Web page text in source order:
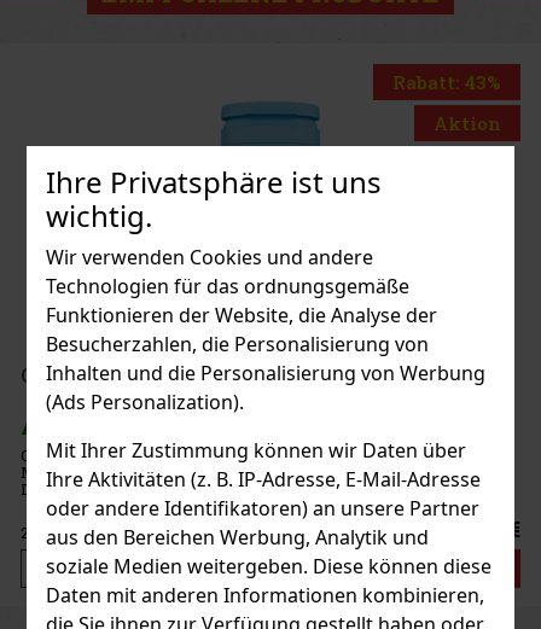
Ihre Privatsphäre ist uns
wichtig.
Wir verwenden Cookies und andere
Technologien für das ordnungsgemäße
Funktionieren der Website, die Analyse der
Besucherzahlen, die Personalisierung von
Inhalten und die Personalisierung von Werbung
(Ads Personalization).
Mit Ihrer Zustimmung können wir Daten über
Ihre Aktivitäten (z. B. IP-Adresse, E-Mail-Adresse
oder andere Identifikatoren) an unsere Partner
aus den Bereichen Werbung, Analytik und
soziale Medien weitergeben. Diese können diese
Daten mit anderen Informationen kombinieren,
die Sie ihnen zur Verfügung gestellt haben oder
199 €
Bestellen
Aktion
Dose 64 g
Dragees mit intensivem
anhaltende Frische im Mund sorgen.
Stück und verschließbarem Deckel
das Büro und unterwegs, sodass Sie
2.29 €
Bestellen